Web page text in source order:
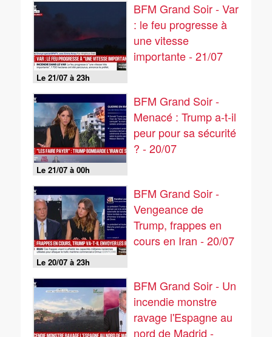
Le 21/07 à 23h
BFM Grand Soir - Var
: le feu progresse à
une vitesse
importante - 21/07
Le 21/07 à 00h
BFM Grand Soir -
Menacé : Trump a-t-il
peur pour sa sécurité
? - 20/07
Le 20/07 à 23h
BFM Grand Soir -
Vengeance de
Trump, frappes en
cours en Iran - 20/07
BFM Grand Soir - Un
incendie monstre
ravage l'Espagne au
nord de Madrid -